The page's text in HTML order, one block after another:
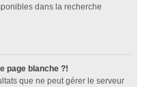
dans la recherche
page blanche ?!
que ne peut gérer le serveur